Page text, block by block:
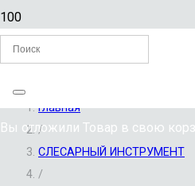
ЗАКАЗАТЬ ЗВОНОК
Вы отложили Товар в свою
Главная
/
СЛЕСАРНЫЙ ИНСТРУМЕНТ
/